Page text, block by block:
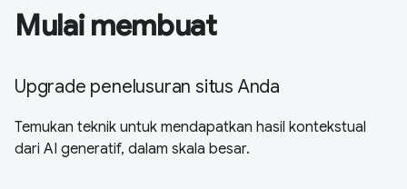
Mulai membuat
Upgrade penelusuran situs Anda
Temukan teknik untuk mendapatkan hasil kontekstual
dari AI generatif, dalam skala besar.